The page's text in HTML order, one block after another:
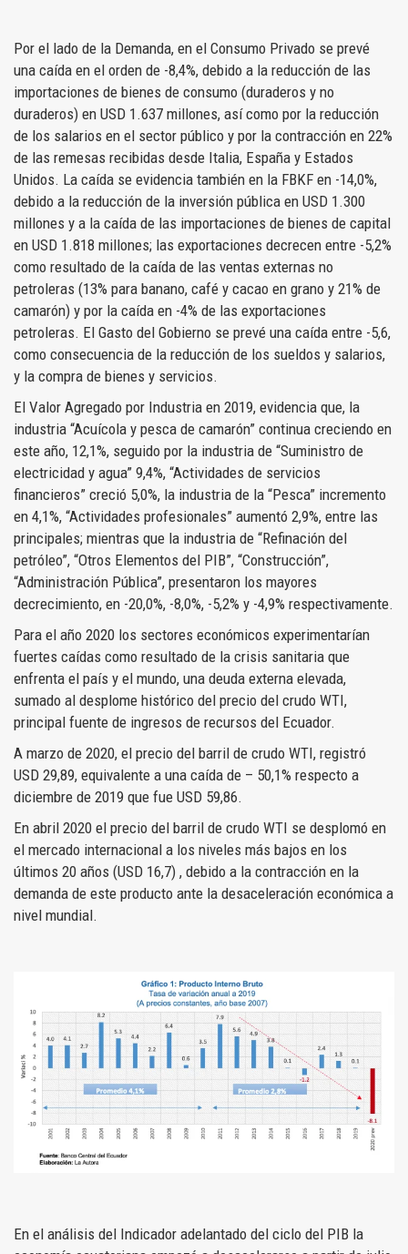
Por el lado de la Demanda, en el Consumo Privado se prevé
una caída en el orden de -8,4%, debido a la reducción de las
importaciones de bienes de consumo (duraderos y no
duraderos) en USD 1.637 millones, así como por la reducción
de los salarios en el sector público y por la contracción en 22%
de las remesas recibidas desde Italia, España y Estados
Unidos. La caída se evidencia también en la FBKF en -14,0%,
debido a la reducción de la inversión pública en USD 1.300
millones y a la caída de las importaciones de bienes de capital
en USD 1.818 millones; las exportaciones decrecen entre -5,2%
como resultado de la caída de las ventas externas no
petroleras (13% para banano, café y cacao en grano y 21% de
camarón) y por la caída en -4% de las exportaciones
petroleras. El Gasto del Gobierno se prevé una caída entre -5,6,
como consecuencia de la reducción de los sueldos y salarios,
y la compra de bienes y servicios.
El Valor Agregado por Industria en 2019, evidencia que, la
industria “Acuícola y pesca de camarón” continua creciendo en
este año, 12,1%, seguido por la industria de “Suministro de
electricidad y agua” 9,4%, “Actividades de servicios
financieros” creció 5,0%, la industria de la “Pesca” incremento
en 4,1%, “Actividades profesionales” aumentó 2,9%, entre las
principales; mientras que la industria de “Refinación del
petróleo”, “Otros Elementos del PIB”, “Construcción”,
“Administración Pública”, presentaron los mayores
decrecimiento, en -20,0%, -8,0%, -5,2% y -4,9% respectivamente.
Para el año 2020 los sectores económicos experimentarían
fuertes caídas como resultado de la crisis sanitaria que
enfrenta el país y el mundo, una deuda externa elevada,
sumado al desplome histórico del precio del crudo WTI,
principal fuente de ingresos de recursos del Ecuador.
A marzo de 2020, el precio del barril de crudo WTI, registró
USD 29,89, equivalente a una caída de – 50,1% respecto a
diciembre de 2019 que fue USD 59,86.
En abril 2020 el precio del barril de crudo WTI se desplomó en
el mercado internacional a los niveles más bajos en los
últimos 20 años (USD 16,7) , debido a la contracción en la
demanda de este producto ante la desaceleración económica a
nivel mundial.
En el análisis del Indicador adelantado del ciclo del PIB la